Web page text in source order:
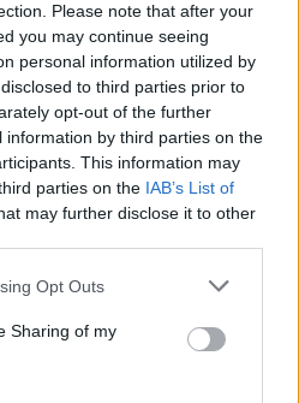
Please note that after your
you may continue seeing
personal information utilized by
to third parties prior to
opt-out of the further
by third parties on the
This information may
parties on the IAB’s List of
may further disclose it to other
Opt Outs
Sharing of my